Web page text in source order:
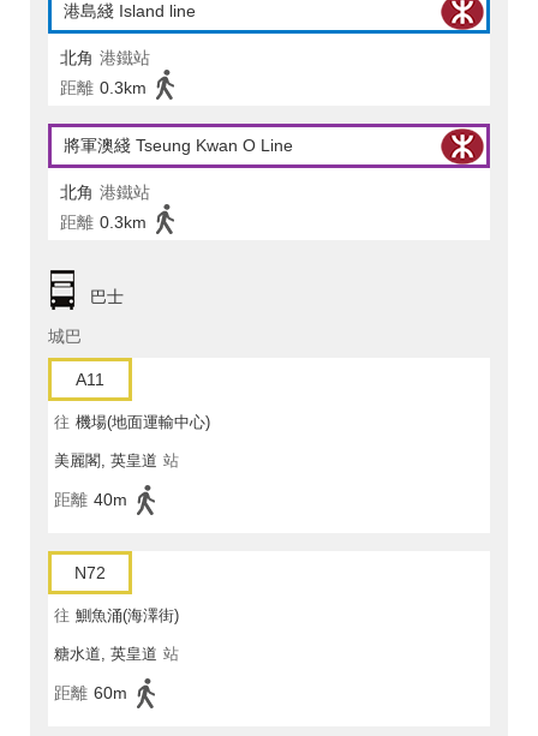
港島綫 Island line
北角 港鐵站
距離 0.3km
將軍澳綫 Tseung Kwan O Line
北角 港鐵站
距離 0.3km
巴士
城巴
A11
往 機場(地面運輸中心)
美麗閣, 英皇道 站
距離 40m
N72
往 鰂魚涌(海澤街)
糖水道, 英皇道 站
距離 60m